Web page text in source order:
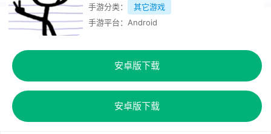
手游分类：
其它游戏
手游平台：Android
安卓版下载
安卓版下载